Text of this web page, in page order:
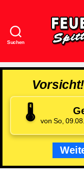
Suchen
🌡️ von So,